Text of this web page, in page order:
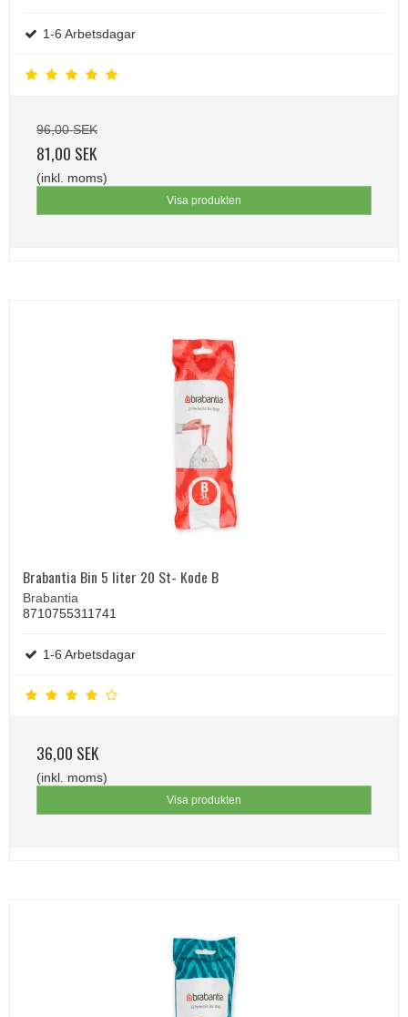
1-6 Arbetsdagar
96,00 SEK
81,00 SEK
(inkl. moms)
Visa produkten
Brabantia Bin 5 liter 20 St- Kode B
Brabantia
8710755311741
1-6 Arbetsdagar
36,00 SEK
(inkl. moms)
Visa produkten